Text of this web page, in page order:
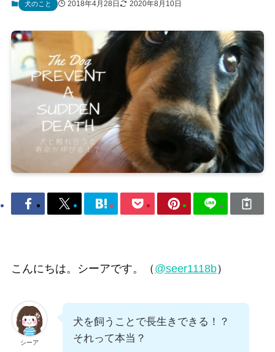
犬のこと 2018年4月28日 2020年8月10日
こんにちは。シーアです。（ @seer1118b）
シーア
犬を飼うことで長生きできる！？
それって本当？